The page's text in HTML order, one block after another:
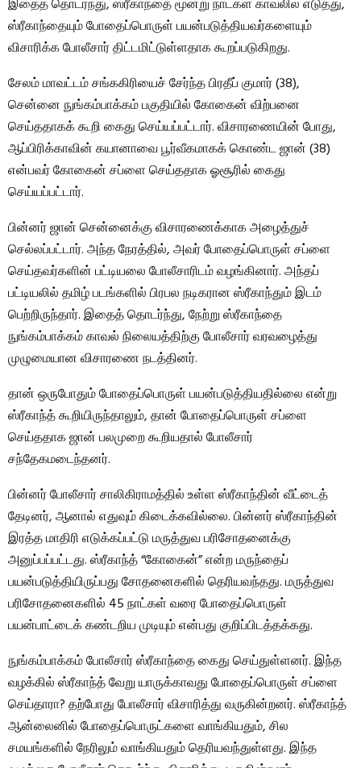
இதைத் தொடர்ந்து, ஸ்ரீகாந்தை மூன்று நாட்கள் காவலில் எடுத்து,
ஸ்ரீகாந்தையும் போதைப்பொருள் பயன்படுத்தியவர்களையும்
விசாரிக்க போலீசார் திட்டமிட்டுள்ளதாக கூறப்படுகிறது.
சேலம் மாவட்டம் சங்ககிரியைச் சேர்ந்த பிரதீப் குமார் (38),
சென்னை நுங்கம்பாக்கம் பகுதியில் கோகைன் விற்பனை
செய்ததாகக் கூறி கைது செய்யப்பட்டார். விசாரணையின் போது, ​​
ஆப்பிரிக்காவின் கயானாவை பூர்வீகமாகக் கொண்ட ஜான் (38)
என்பவர் கோகைன் சப்ளை செய்ததாக ஓசூரில் கைது
செய்யப்பட்டார்.
பின்னர் ஜான் சென்னைக்கு விசாரணைக்காக அழைத்துச்
செல்லப்பட்டார். அந்த நேரத்தில், அவர் போதைப்பொருள் சப்ளை
செய்தவர்களின் பட்டியலை போலீசாரிடம் வழங்கினார். அந்தப்
பட்டியலில் தமிழ் படங்களில் பிரபல நடிகரான ஸ்ரீகாந்தும் இடம்
பெற்றிருந்தார். இதைத் தொடர்ந்து, நேற்று ஸ்ரீகாந்தை
நுங்கம்பாக்கம் காவல் நிலையத்திற்கு போலீசார் வரவழைத்து
முழுமையான விசாரணை நடத்தினர்.
தான் ஒருபோதும் போதைப்பொருள் பயன்படுத்தியதில்லை என்று
ஸ்ரீகாந்த் கூறியிருந்தாலும், தான் போதைப்பொருள் சப்ளை
செய்ததாக ஜான் பலமுறை கூறியதால் போலீசார்
சந்தேகமடைந்தனர்.
பின்னர் போலீசார் சாலிகிராமத்தில் உள்ள ஸ்ரீகாந்தின் வீட்டைத்
தேடினர், ஆனால் எதுவும் கிடைக்கவில்லை. பின்னர் ஸ்ரீகாந்தின்
இரத்த மாதிரி எடுக்கப்பட்டு மருத்துவ பரிசோதனைக்கு
அனுப்பப்பட்டது. ஸ்ரீகாந்த் “கோகைன்” என்ற மருந்தைப்
பயன்படுத்தியிருப்பது சோதனைகளில் தெரியவந்தது. மருத்துவ
பரிசோதனைகளில் 45 நாட்கள் வரை போதைப்பொருள்
பயன்பாட்டைக் கண்டறிய முடியும் என்பது குறிப்பிடத்தக்கது.
நுங்கம்பாக்கம் போலீசார் ஸ்ரீகாந்தை கைது செய்துள்ளனர். இந்த
வழக்கில் ஸ்ரீகாந்த் வேறு யாருக்காவது போதைப்பொருள் சப்ளை
செய்தாரா? தற்போது போலீசார் விசாரித்து வருகின்றனர். ஸ்ரீகாந்த்
ஆன்லைனில் போதைப்பொருட்களை வாங்கியதும், சில
சமயங்களில் நேரிலும் வாங்கியதும் தெரியவந்துள்ளது. இந்த